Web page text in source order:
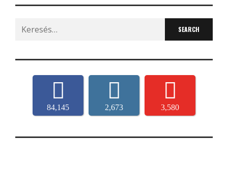
Search
for:
84,145 2,673 3,580